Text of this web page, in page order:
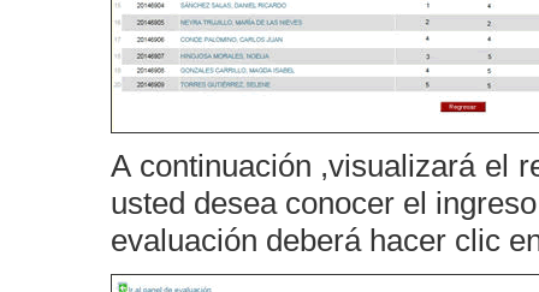
A continuación ,visualizará el
usted desea conocer el
evaluación deberá hacer clic